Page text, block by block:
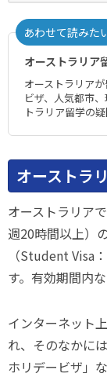
あわせて読みた
オーストラリア
オーストラリア
ビザ、人気都市
トラリア留学の
オーストラ
オーストラリア
週20時間以上）
（Student Visa
す。有効期間内
インターネット
れ、そのなかに
ホリデービザ」